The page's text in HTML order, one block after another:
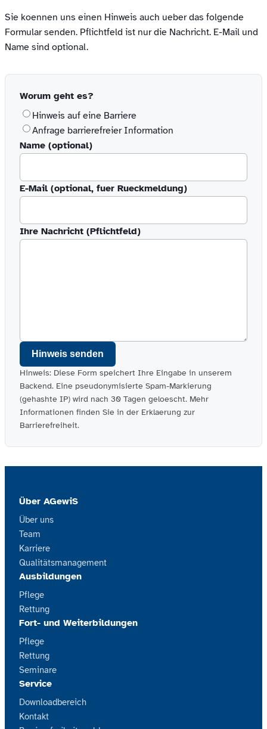
Sie koennen uns einen Hinweis auch ueber das folgende
Formular senden. Pflichtfeld ist nur die Nachricht. E-Mail und
Name sind optional.
Worum geht es?
Hinweis auf eine Barriere
Anfrage barrierefreier Information
Name (optional)
E-Mail (optional, fuer Rueckmeldung)
Ihre Nachricht (Pflichtfeld)
Hinweis senden
Hinweis: Diese Form speichert Ihre Eingabe in unserem
Backend. Eine pseudonymisierte Spam-Markierung
(gehashte IP) wird nach 30 Tagen geloescht. Mehr
Informationen finden Sie in der Erklaerung zur
Barrierefreiheit.
Über AGewiS
Über uns
Team
Karriere
Qualitätsmanagement
Ausbildungen
Pflege
Rettung
Fort- und Weiterbildungen
Pflege
Rettung
Seminare
Service
Downloadbereich
Kontakt